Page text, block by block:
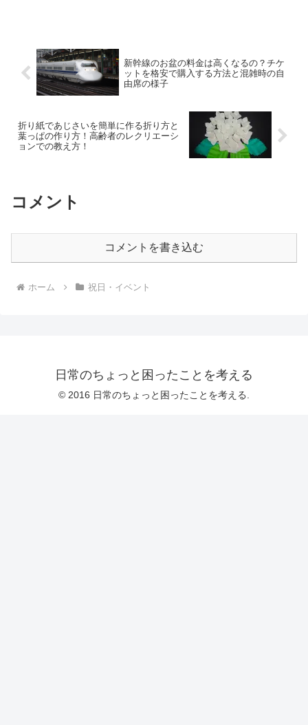
新幹線のお盆の料金は高くなるの？チケ
ットを格安で購入する方法と混雑時の自
由席の様子
折り紙であじさいを簡単に作る折り方と
葉っぱの作り方！高齢者のレクリエーシ
ョンでの教え方！
コメント
コメントを書き込む
ホーム 祝日・イベント
日常のちょっと困ったことを考える
© 2016 日常のちょっと困ったことを考える.